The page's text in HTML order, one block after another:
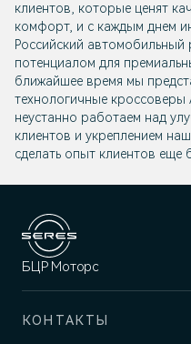
клиентов, которые ценят
комфорт, и с каждым днем
Российский
потенциалом для
ближайшее время мы
технологичные
неустанно работаем над
клиентов и укреплением
сделать опыт клиентов
БЦР Моторс
КОНТАКТЫ